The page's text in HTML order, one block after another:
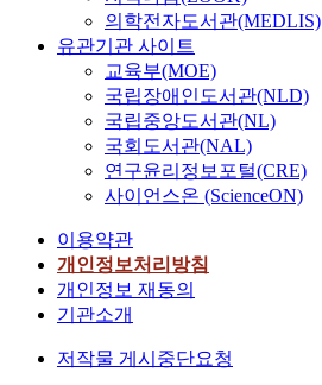
의학전자도서관(MEDLIS)
유관기관 사이트
교육부(MOE)
국립장애인도서관(NLD)
국립중앙도서관(NL)
국회도서관(NAL)
연구윤리정보포털(CRE)
사이언스온 (ScienceON)
이용약관
개인정보처리방침
개인정보 재동의
기관소개
저작물 게시중단요청